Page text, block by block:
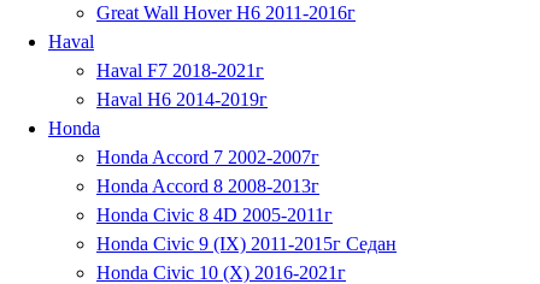
Great Wall Hover H6 2011-2016г
Haval
Haval F7 2018-2021г
Haval H6 2014-2019г
Honda
Honda Accord 7 2002-2007г
Honda Accord 8 2008-2013г
Honda Civic 8 4D 2005-2011г
Honda Civic 9 (IX) 2011-2015г Седан
Honda Civic 10 (X) 2016-2021г